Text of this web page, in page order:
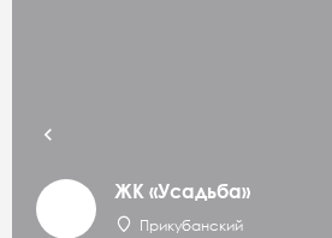
ЖК «Усадьба»
Прикубанский